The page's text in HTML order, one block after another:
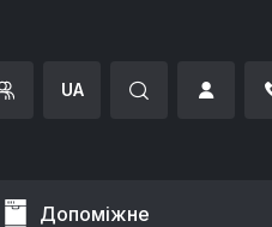
UA
Допоміжне